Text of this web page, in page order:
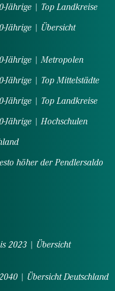
Jährige | Top Landkreise
Jährige | Übersicht
Jährige | Metropolen
Jährige | Top Mittelstädte
Jährige | Top Landkreise
Jährige | Hochschulen
höher der Pendlersaldo
2023 | Übersicht
| Übersicht Deutschland